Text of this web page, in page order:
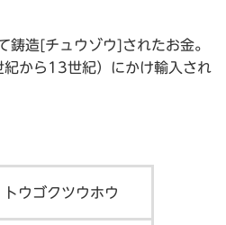
造[チュウゾウ]されたお金。
から13世紀）にかけ輸入され
トウゴクツウホウ